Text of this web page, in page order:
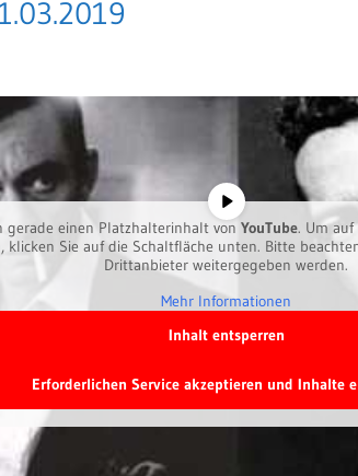
gerade einen Platzhalterinhalt von YouTube. Um
klicken Sie auf die Schaltfläche unten. Bitte
Drittanbieter weitergegeben werden.
Mehr Informationen
Inhalt entsperren
Erforderlichen Service akzeptieren und Inhalte